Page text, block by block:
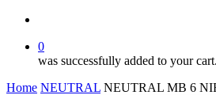
0
was successfully added to your cart.
Home NEUTRAL NEUTRAL MB 6